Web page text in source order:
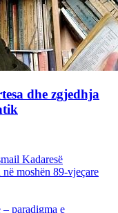
dhe zgjedhja
Kadaresë
moshën 89-vjeçare
paradigma e